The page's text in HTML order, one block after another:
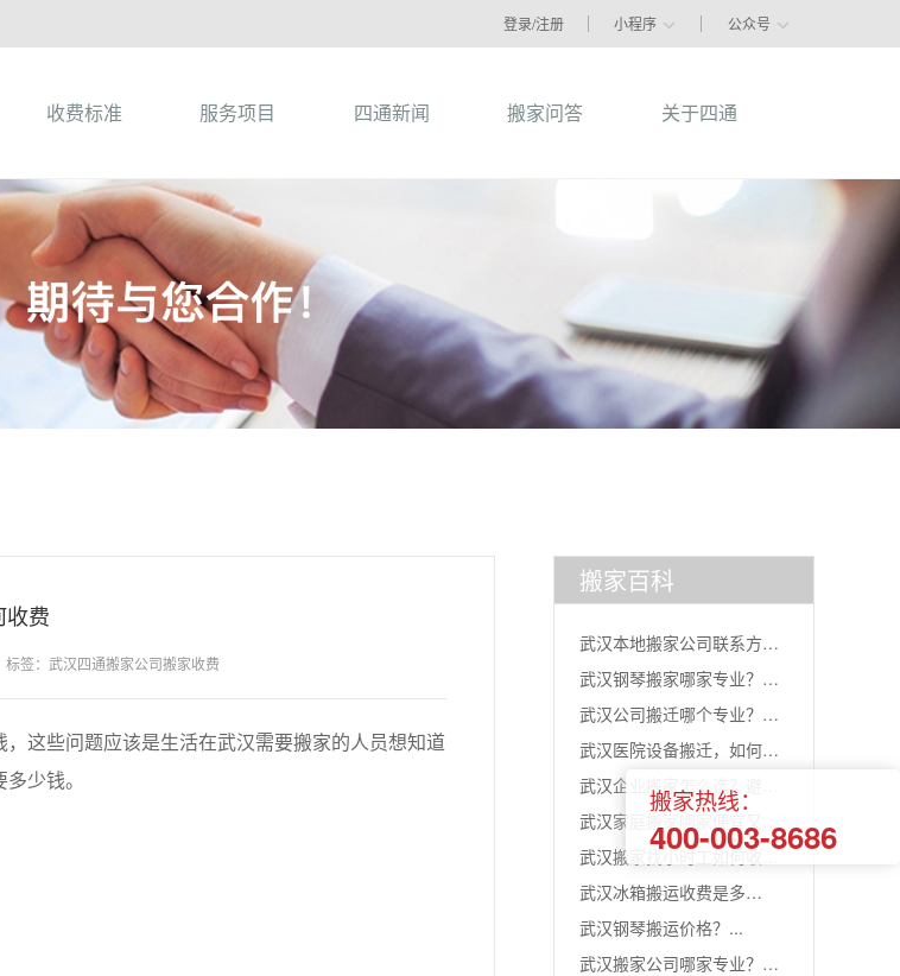
登录/注册 小程序 公众号
收费标准 服务项目 四通新闻 搬家问答 关于四通
收费
标签：武汉四通搬家公司搬家收费
这些问题应该是生活在武汉需要搬家的人员想知道
少钱。
搬家百科
武汉本地搬家公司联系方
式？记住...
武汉钢琴搬家哪家专业？选
对团队...
武汉公司搬迁哪个专业？看
准这三...
武汉医院设备搬迁，如何选
对“搬...
武汉企业搬家怎么选？避开
误区，...
武汉家庭搬家哪家便宜又靠
谱？三...
武汉搬家找小时工如何收
费？...
武汉冰箱搬运收费是多
少？...
武汉钢琴搬运价格？...
武汉搬家公司哪家专业？四
搬家热线：
400-003-8686